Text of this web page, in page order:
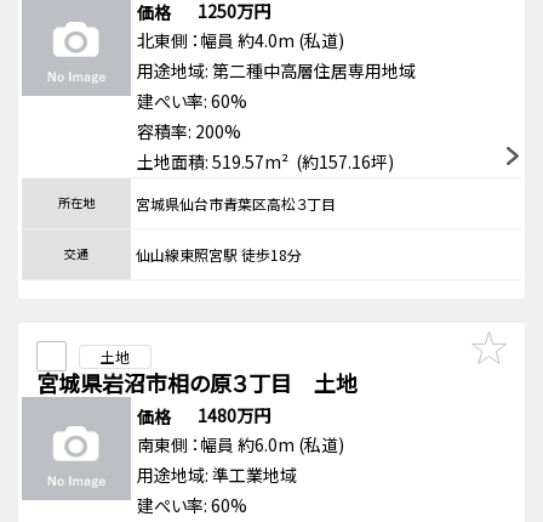
価格
1250万円
北東側 ：幅員 約4.0m (私道)
用途地域: 第二種中高層住居専用地域
建ぺい率: 60%
容積率: 200%
土地面積: 519.57m² (約157.16坪)
所在地 宮城県仙台市青葉区高松３丁目
交通 仙山線東照宮駅 徒歩18分
土地
宮城県岩沼市相の原３丁目 土地
価格
1480万円
南東側 ：幅員 約6.0m (私道)
用途地域: 準工業地域
建ぺい率: 60%